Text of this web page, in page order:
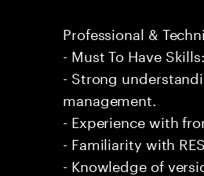
Professional &
- Must To Have
- Strong
management.
- Experience with
- Familiarity with
- Knowledge of